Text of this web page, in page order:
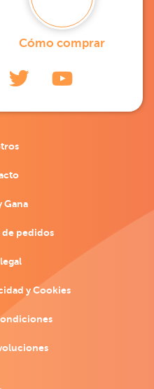
Cómo comprar
Gana
pedidos
y Cookies